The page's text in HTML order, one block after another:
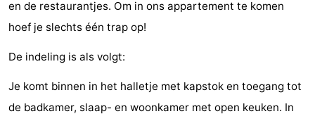
Musea
-
Galeries
-
Monumenten
en de restaurantjes. Om in ons appartement te komen
hoef je slechts één trap op!
De indeling is als volgt:
Je komt binnen in het halletje met kapstok en toegang tot
de badkamer, slaap- en woonkamer met open keuken. In